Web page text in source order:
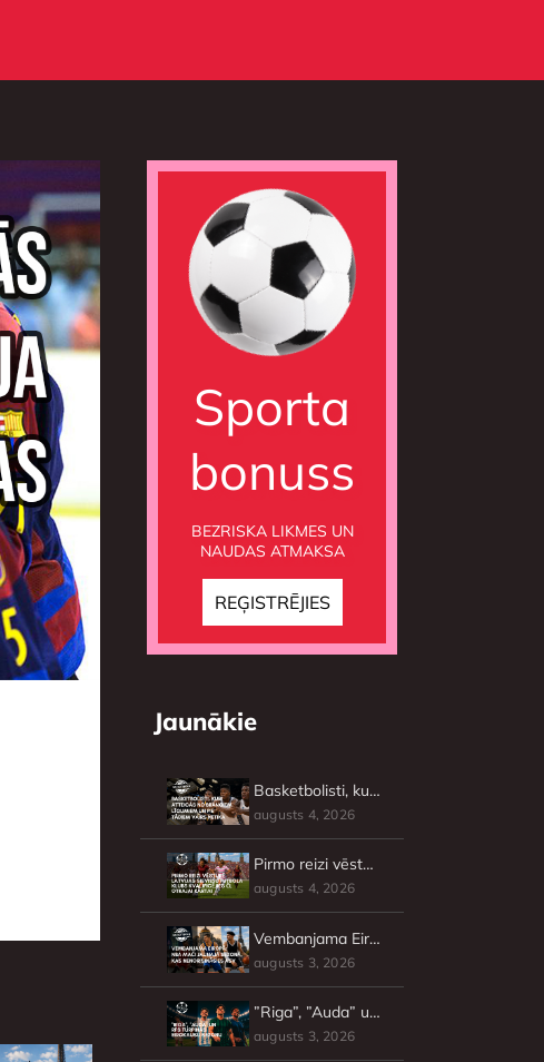
Sporta
bonuss
BEZRISKA LIKMES UN
NAUDAS ATMAKSA
Jaunākie
Basketbolisti, kuri atteicās no brangiem līgumiem un pie tādiem vairs netika
augusts 4, 2026
Pirmo reizi vēsturē Latvijas sieviešu futbola klubs kvalificējies ČL otrajai kārtai
augusts 4, 2026
Vembanjama Eiropā: NBA mači jaunajā sezonā, kas nenorisināsies ASV
augusts 3, 2026
”Riga”, ”Auda” un RFS turpinās Eirokausu sezonu
augusts 3, 2026